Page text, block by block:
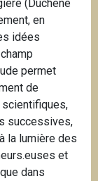
(Duchêne
en
idées
permet
de
successives,
la lumière des
et
dans